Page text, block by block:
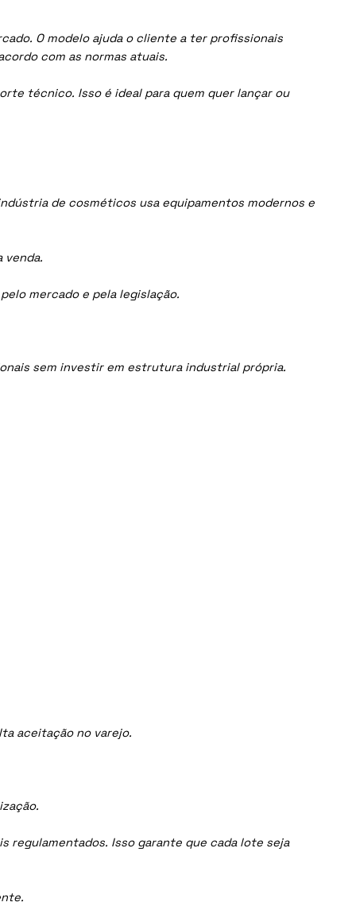
O modelo ajuda o cliente a ter profissionais
com as normas atuais.
técnico. Isso é ideal para quem quer lançar ou
de cosméticos usa equipamentos modernos e
venda.
mercado e pela legislação.
sem investir em estrutura industrial própria.
aceitação no varejo.
Isso garante que cada lote seja